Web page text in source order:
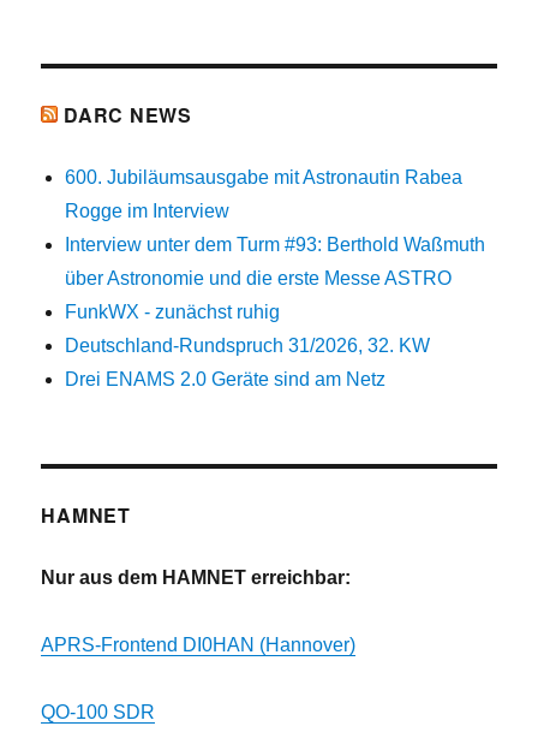
DARC NEWS
600. Jubiläumsausgabe mit Astronautin Rabea
Rogge im Interview
Interview unter dem Turm #93: Berthold Waßmuth
über Astronomie und die erste Messe ASTRO
FunkWX - zunächst ruhig
Deutschland-Rundspruch 31/2026, 32. KW
Drei ENAMS 2.0 Geräte sind am Netz
HAMNET
Nur aus dem HAMNET erreichbar:
APRS-Frontend DI0HAN (Hannover)
QO-100 SDR